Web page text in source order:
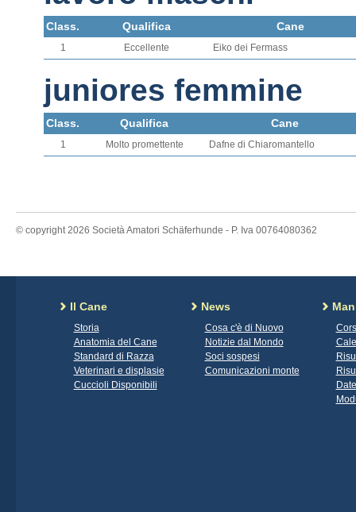
Class. Qualifica Cane
1 Eccellente Eiko dei Fermass
juniores femmine
Class. Qualifica Cane
1 Molto promettente Dafne di Chiaromantello
© copyright 2026 Società Amatori Schäferhunde - P. Iva 00764080362
Il Cane
Storia
Anatomia del Cane
Standard di Razza
Veterinari e displasie
Cuccioli Disponibili
News
Cosa c'è di Nuovo
Notizie dal Mondo
Soci sospesi
Comunicazioni monte